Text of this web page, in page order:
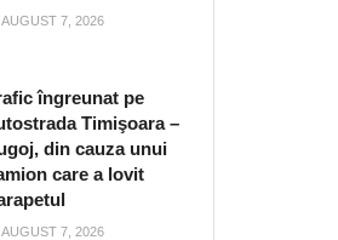
AUGUST 7, 2026
îngreunat pe
Timişoara –
din cauza unui
care a lovit
AUGUST 7, 2026